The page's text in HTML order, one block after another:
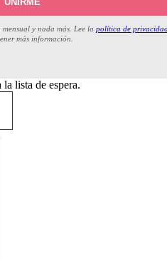
y nada más. Lee la política de
más información.
lista de espera.